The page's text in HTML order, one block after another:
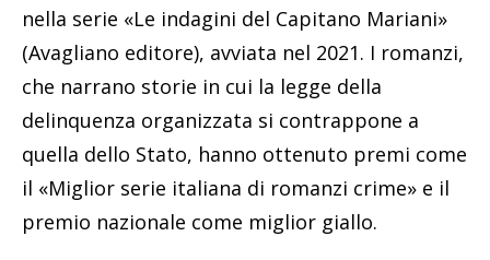
nella serie «Le indagini del Capitano Mariani»
(Avagliano editore), avviata nel 2021. I romanzi,
che narrano storie in cui la legge della
delinquenza organizzata si contrappone a
quella dello Stato, hanno ottenuto premi come
il «Miglior serie italiana di romanzi crime» e il
premio nazionale come miglior giallo.